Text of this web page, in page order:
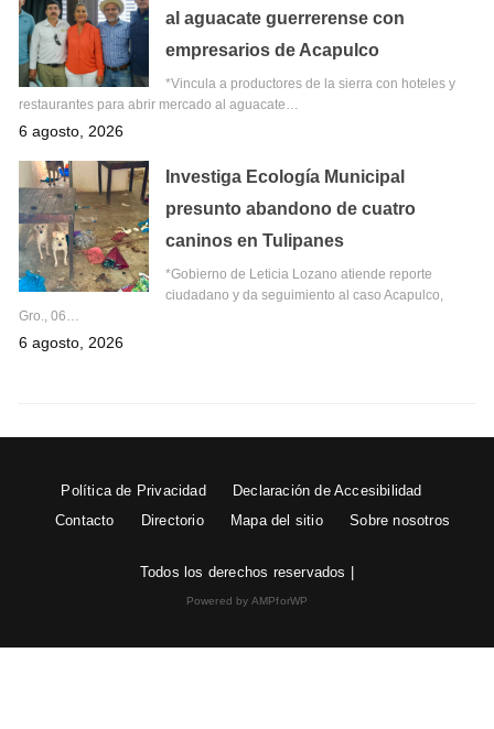
al aguacate guerrerense con
empresarios de Acapulco
*Vincula a productores de la sierra con hoteles y
restaurantes para abrir mercado al aguacate…
6 agosto, 2026
Investiga Ecología Municipal
presunto abandono de cuatro
caninos en Tulipanes
*Gobierno de Leticia Lozano atiende reporte
ciudadano y da seguimiento al caso Acapulco,
Gro., 06…
6 agosto, 2026
Política de Privacidad
Declaración de Accesibilidad
Contacto
Directorio Mapa del sitio Sobre nosotros
Todos los derechos reservados |
Powered by AMPforWP